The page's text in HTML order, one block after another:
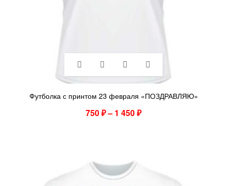
Футболка с принтом 23 февраля «ПОЗДРАВЛЯЮ»
750₽– 1 450₽